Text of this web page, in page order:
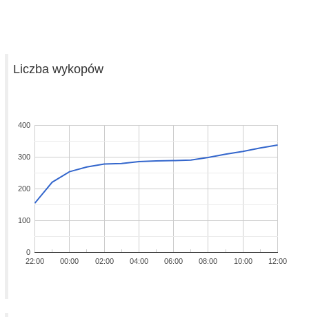
Liczba wykopów
22:00 00:00 02:00 04:00 06:00 08:00 10:00 12:00
0
100
200
300
400